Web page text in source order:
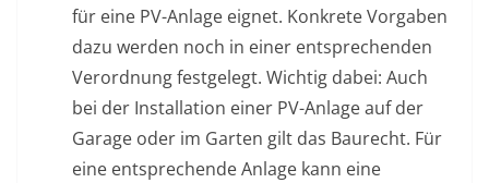
für eine PV-Anlage eignet. Konkrete Vorgaben
dazu werden noch in einer entsprechenden
Verordnung festgelegt. Wichtig dabei: Auch
bei der Installation einer PV-Anlage auf der
Garage oder im Garten gilt das Baurecht. Für
eine entsprechende Anlage kann eine